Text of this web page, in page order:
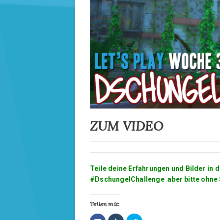
t
)
t
ZUM VIDEO
Teile deine Erfahrungen und Bilder in
#DschungelChallenge aber bitte ohne
Teilen mit: